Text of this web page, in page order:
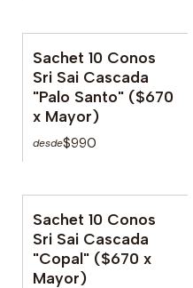
Sachet 10 Conos
Sri Sai Cascada
"Palo Santo" ($670
x Mayor)
desde$990
Sachet 10 Conos
Sri Sai Cascada
"Copal" ($670 x
Mayor)